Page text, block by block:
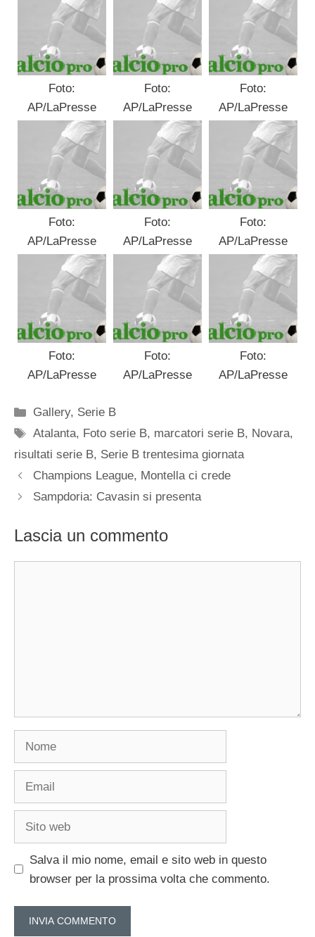
Foto:
AP/LaPresse
Foto:
AP/LaPresse
Foto:
AP/LaPresse
Foto:
AP/LaPresse
Foto:
AP/LaPresse
Foto:
AP/LaPresse
Foto:
AP/LaPresse
Foto:
AP/LaPresse
Foto:
AP/LaPresse
Categorie
Gallery, Serie B
Tag
Atalanta, Foto serie B, marcatori serie B, Novara,
risultati serie B, Serie B trentesima giornata
Champions League, Montella ci crede
Sampdoria: Cavasin si presenta
Lascia un commento
Nome
Email
Sito
Salva il mio nome, email e sito web in questo
browser per la prossima volta che commento.